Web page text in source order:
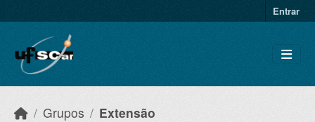
Entrar
Grupos Extensão